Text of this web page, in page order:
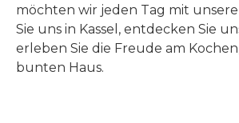
möchten wir jeden Tag mit
Sie uns in Kassel, entdecken Sie
erleben Sie die Freude am
bunten Haus.